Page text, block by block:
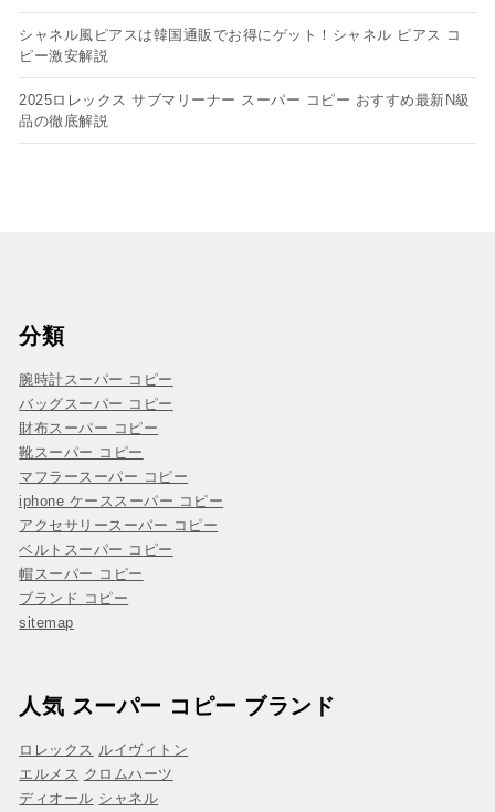
シャネル風ピアスは韓国通販でお得にゲット！シャネル ピアス コ
ピー​激安解説
2025ロレックス サブマリーナー スーパー コピー おすすめ最新N級
品の徹底解説
分類
腕時計スーパー コピー
バッグスーパー コピー
財布スーパー コピー
靴スーパー コピー
マフラースーパー コピー
iphone ケーススーパー コピー
アクセサリースーパー コピー
ベルトスーパー コピー
帽スーパー コピー
ブランド コピー
sitemap
人気 スーパー コピー ブランド
ロレックス ルイヴィトン
エルメス クロムハーツ
ディオール シャネル